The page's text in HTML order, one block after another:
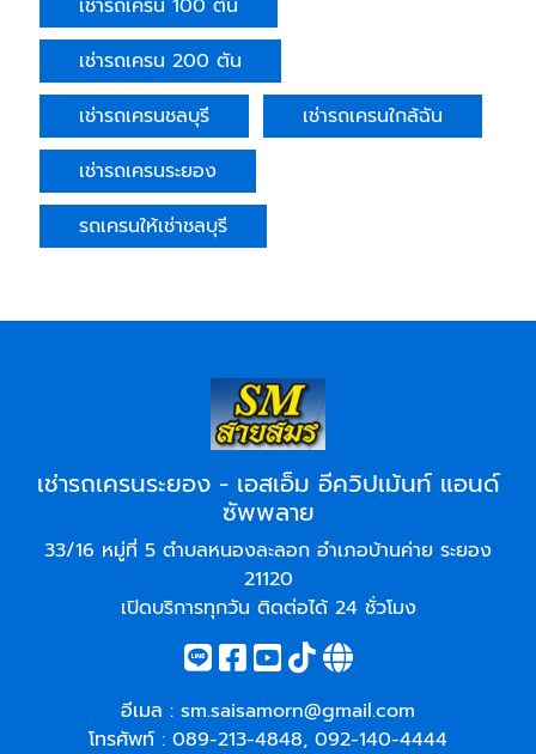
เช่ารถเครน 100 ตัน
เช่ารถเครน 200 ตัน
เช่ารถเครนชลบุรี
เช่ารถเครนใกล้ฉัน
เช่ารถเครนระยอง
รถเครนให้เช่าชลบุรี
เช่ารถเครนระยอง - เอสเอ็ม อีควิปเม้นท์ แอนด์
ซัพพลาย
33/16 หมู่ที่ 5 ตำบลหนองละลอก อำเภอบ้านค่าย ระยอง
21120
เปิดบริการทุกวัน ติดต่อได้ 24 ชั่วโมง
อีเมล : sm.saisamorn@gmail.com
โทรศัพท์ : 089-213-4848, 092-140-4444